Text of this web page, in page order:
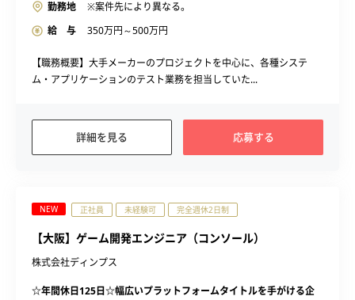
勤務地
※案件先により異なる。
給 与
350万円～500万円
【職務概要】大手メーカーのプロジェクトを中心に、各種システ
ム・アプリケーションのテスト業務を担当していた...
詳細を見る 応募する
NEW 正社員 未経験可 完全週休2日制
【大阪】ゲーム開発エンジニア（コンソール）
株式会社ディンプス
☆年間休日125日☆幅広いプラットフォームタイトルを手がける企